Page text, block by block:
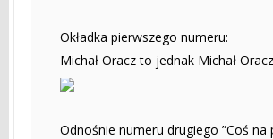
Okładka pierwszego numeru:
Michał Oracz to jednak Michał
Odnośnie numeru drugiego ”Coś na